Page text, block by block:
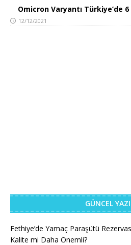
Omicron Varyantı Türkiye’de
12/12/2021
GÜNCEL
Fethiye’de Yamaç Paraşütü
Kalite mi Daha Önemli?